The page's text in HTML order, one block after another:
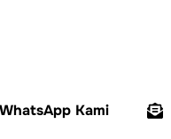
WhatsApp Kami